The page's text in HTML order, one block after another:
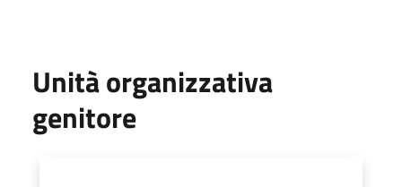
Unità organizzativa
genitore